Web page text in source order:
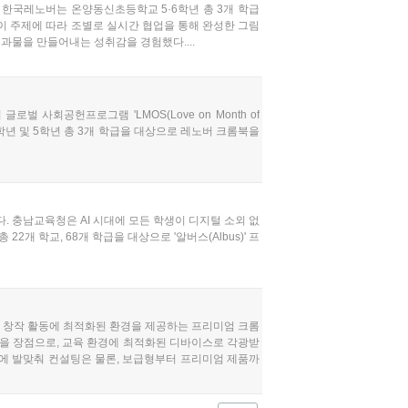
국레노버는 온양동신초등학교 5·6학년 총 3개 학급
주제에 따라 조별로 실시간 협업을 통해 완성한 그림
물을 만들어내는 성취감을 경험했다....
로벌 사회공헌프로그램 'LMOS(Love on Month of
및 5학년 총 3개 학급을 대상으로 레노버 크롬북을
충남교육청은 AI 시대에 모든 학생이 디지털 소외 없
22개 학교, 68개 학급을 대상으로 '알버스(Albus)' 프
작 활동에 최적화된 환경을 제공하는 프리미엄 크롬
장점으로, 교육 환경에 최적화된 디바이스로 각광받
발맞춰 컨설팅은 물론, 보급형부터 프리미엄 제품까